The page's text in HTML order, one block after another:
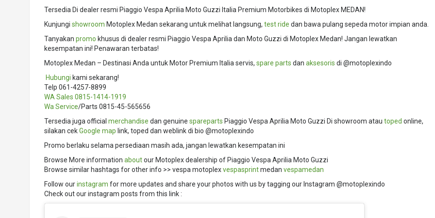
Tersedia Di dealer resmi Piaggio Vespa Aprilia Moto Guzzi Italia Premium Motorbikes di Motoplex MEDAN!
Kunjungi showroom Motoplex Medan sekarang untuk melihat langsung, test ride dan bawa pulang sepeda motor impian anda.
Tanyakan promo khusus di dealer resmi Piaggio Vespa Aprilia dan Moto Guzzi di Motoplex Medan! Jangan lewatkan
kesempatan ini! Penawaran terbatas!
Motoplex Medan – Destinasi Anda untuk Motor Premium Italia servis, spare parts dan aksesoris di @motoplexindo
Hubungi kami sekarang!
Telp 061-4257-8899
WA Sales 0815-1414-1919
Wa Service/Parts 0815-45-565656
Tersedia juga official merchandise dan genuine spareparts Piaggio Vespa Aprilia Moto Guzzi Di showroom atau toped online,
silakan cekGoogle map link, toped dan weblink di bio @motoplexindo
Promo berlaku selama persediaan masih ada, jangan lewatkan kesempatan ini
Browse More information aboutour Motoplex dealership of Piaggio Vespa Aprilia Moto Guzzi
Browse similar hashtags for other info >> vespa motoplexvespasprintmedan vespamedan
Follow ourinstagram for more updates and share your photos with us by tagging our Instagram @motoplexindo
Check out our instagram posts from this link :